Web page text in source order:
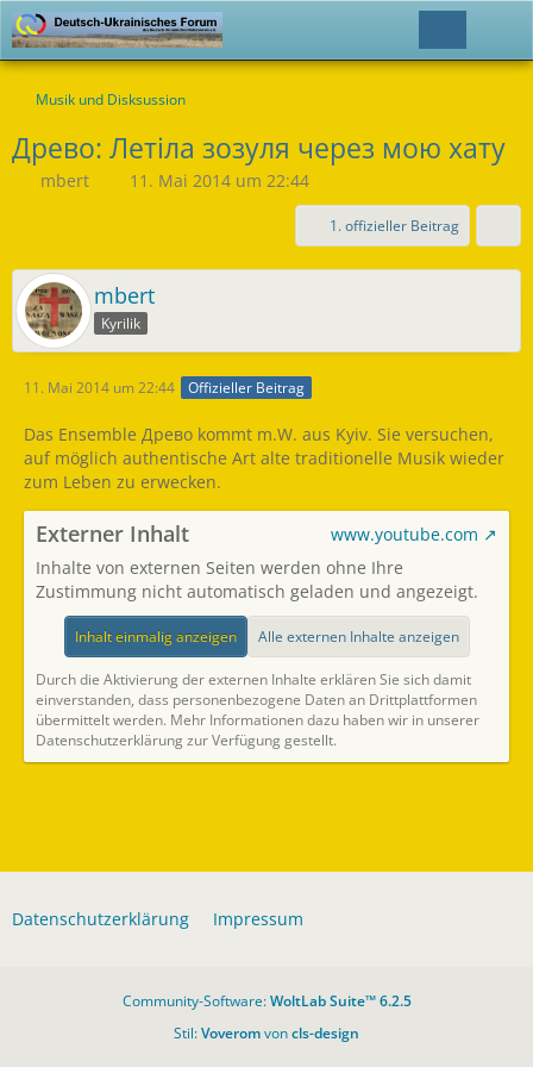
Musik und Disksussion
Древо: Летіла зозуля через мою хату
mbert 11. Mai 2014 um 22:44
1. offizieller Beitrag
mbert
Kyrilik
11. Mai 2014 um 22:44 Offizieller Beitrag
Das Ensemble Древо kommt m.W. aus Kyiv. Sie versuchen,
auf möglich authentische Art alte traditionelle Musik wieder
zum Leben zu erwecken.
Externer Inhalt
www.youtube.com
Inhalte von externen Seiten werden ohne Ihre
Zustimmung nicht automatisch geladen und angezeigt.
Inhalt einmalig anzeigen Alle externen Inhalte anzeigen
Durch die Aktivierung der externen Inhalte erklären Sie sich damit
einverstanden, dass personenbezogene Daten an Drittplattformen
übermittelt werden. Mehr Informationen dazu haben wir in unserer
Datenschutzerklärung zur Verfügung gestellt.
Datenschutzerklärung Impressum
Community-Software:WoltLab Suite™ 6.2.5
Stil:Voveromvoncls-design